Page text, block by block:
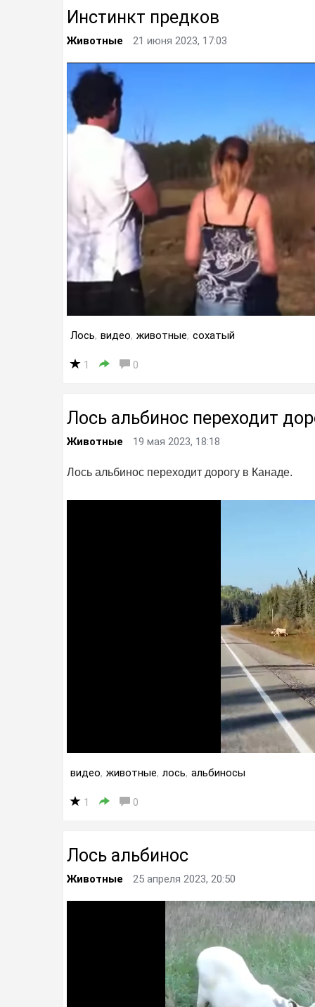
Инстинкт предков
Животные 21 июня 2023, 17:03
Лось, видео, животные, сохатый
1 0
Лось альбинос переходит
Животные 19 мая 2023, 18:18
Лось альбинос переходит дорогу в Канаде.
видео, животные, лось, альбиносы
1 0
Лось альбинос
Животные 25 апреля 2023, 20:50